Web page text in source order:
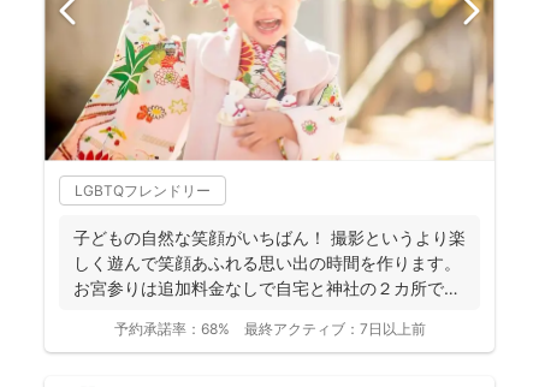
LGBTQフレンドリー
子どもの自然な笑顔がいちばん！ 撮影というより楽
しく遊んで笑顔あふれる思い出の時間を作ります。
お宮参りは追加料金なしで自宅と神社の２カ所で撮
予約承諾率： 68% 最終アクティブ： 7日以上前